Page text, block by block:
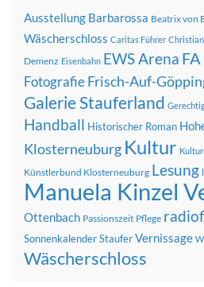
Ausstellung Barbarossa Beatrix von
Wäscherschloss Caritas Führer
Demenz Eisenbahn EWS Arena
FotografieFrisch-Auf-
Galerie Stauferland
Handball Historischer Roman
Klosterneuburg Kultur
Künstlerbund Klosterneuburg Lesung
Manuela Kinzel
Ottenbach Passionszeit Pflege
SonnenkalenderStauferVernissage
Wäscherschloss